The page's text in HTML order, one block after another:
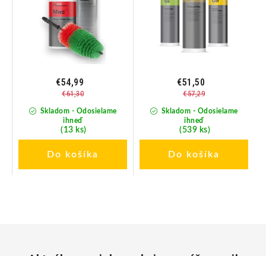
Skladom - Odosielame
ihneď
(13 ks)
€54,99
€61,30
Do košíka
Skladom - Odosielame
ihneď
(539 ks)
€51,50
€57,29
Do košíka